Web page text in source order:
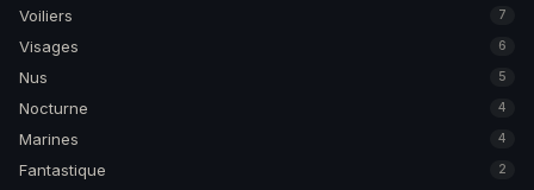
Voiliers 7
Visages 6
Nus 5
Nocturne 4
Marines 4
Fantastique 2